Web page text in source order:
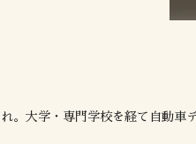
。大学・専門学校を経て自動車